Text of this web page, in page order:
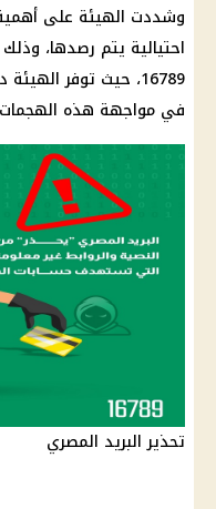
وشددت الهيئة على أهمية
احتيالية يتم رصدها،
16789، حيث توفر
في مواجهة هذه الهجمات
تحذير البريد المصري